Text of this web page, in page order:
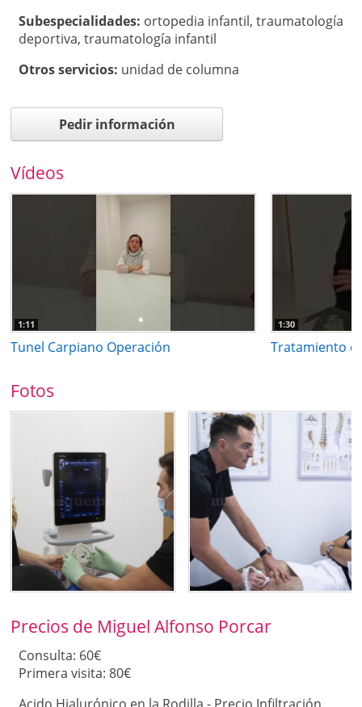
Subespecialidades: ortopedia infantil,traumatología
deportiva,traumatología infantil
Otros servicios: unidad de columna
Pedir información
Vídeos
1:11
Tunel Carpiano Operación
1:30
Tratamiento
Fotos
Precios de Miguel Alfonso Porcar
Consulta: 60€
Primera visita: 80€